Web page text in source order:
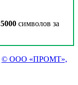
5000 символов за
© ООО «ПРОМТ»,